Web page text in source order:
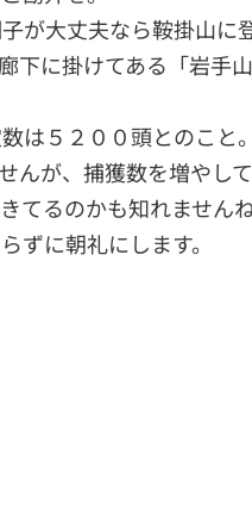
が大丈夫なら鞍掛山に
下に掛けてある「岩手
は５２００頭とのこと
んが、捕獲数を増やし
てるのかも知れませんね
ずに朝礼にします。